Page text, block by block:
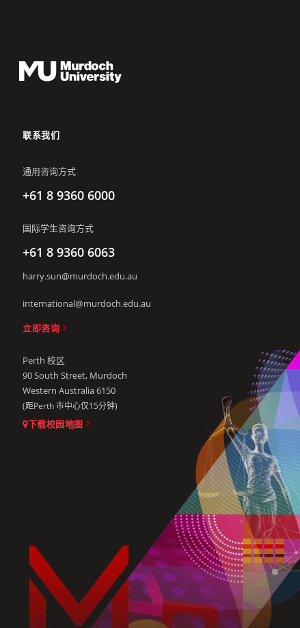
联系我们
通用咨询方式
+61 8 9360 6000
国际学生咨询方式
+61 8 9360 6063
harry.sun@murdoch.edu.au
international@murdoch.edu.au
立即咨询
Perth 校区
90 South Street, Murdoch
Western Australia 6150
(距Perth 市中心仅15分钟)
下载校园地图